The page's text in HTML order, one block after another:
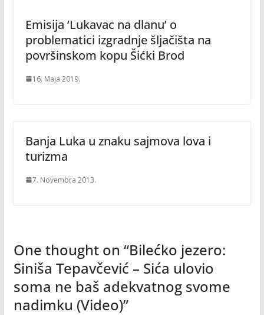
Emisija ‘Lukavac na dlanu’ o
problematici izgradnje šljačišta na
površinskom kopu Šićki Brod
16. Maja 2019.
Banja Luka u znaku sajmova lova i
turizma
7. Novembra 2013.
One thought on “Bilećko jezero:
Siniša Tepavčević – Sića ulovio
soma ne baš adekvatnog svome
nadimku (Video)”